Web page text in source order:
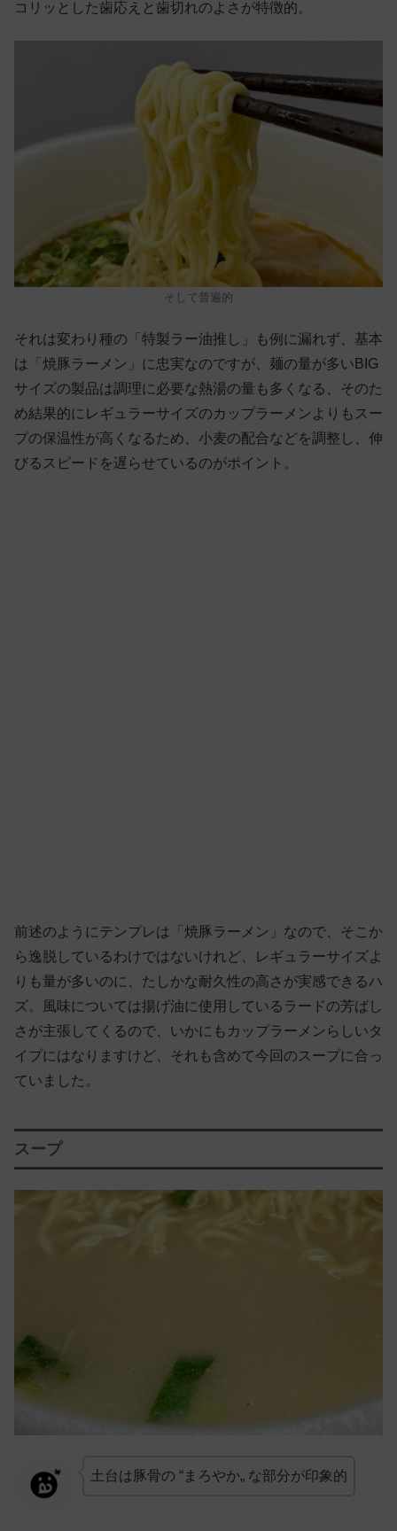
コリッとした歯応えと歯切れのよさが特徴的。
そして普遍的
それは変わり種の「特製ラー油推し」も例に漏れず、基本
は「焼豚ラーメン」に忠実なのですが、麺の量が多いBIG
サイズの製品は調理に必要な熱湯の量も多くなる、そのた
め結果的にレギュラーサイズのカップラーメンよりもスー
プの保温性が高くなるため、小麦の配合などを調整し、伸
びるスピードを遅らせているのがポイント。
前述のようにテンプレは「焼豚ラーメン」なので、そこか
ら逸脱しているわけではないけれど、レギュラーサイズよ
りも量が多いのに、たしかな耐久性の高さが実感できるハ
ズ。風味については揚げ油に使用しているラードの芳ばし
さが主張してくるので、いかにもカップラーメンらしいタ
イプにはなりますけど、それも含めて今回のスープに合っ
ていました。
スープ
土台は豚骨の “まろやか„ な部分が印象的